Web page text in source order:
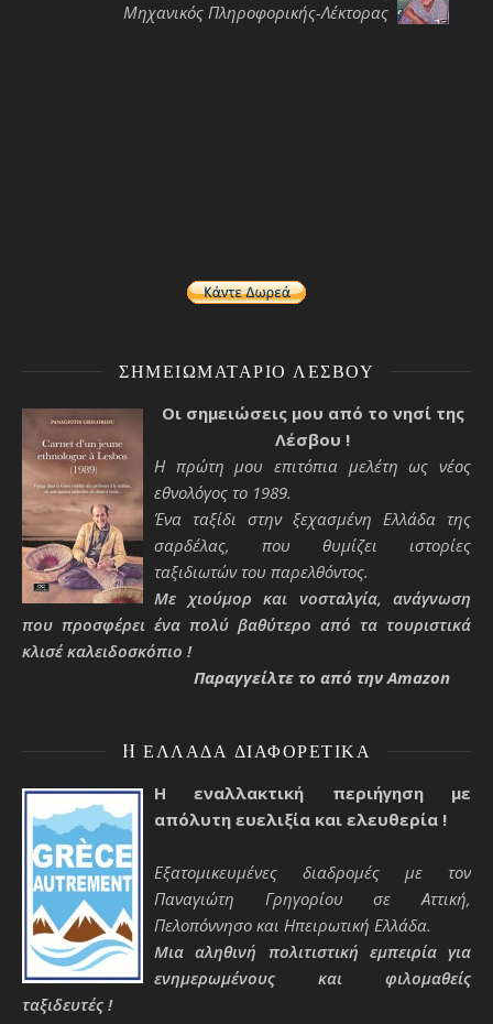
Μηχανικός Πληροφορικής-Λέκτορας
ΣΗΜΕΙΩΜΑΤΆΡΙΟ ΛΈΣΒΟΥ
Οι σημειώσεις μου από το νησί της
Λέσβου !
Η πρώτη μου επιτόπια μελέτη ως νέος
εθνολόγος το 1989.
Ένα ταξίδι στην ξεχασμένη Ελλάδα της
σαρδέλας, που θυμίζει ιστορίες
ταξιδιωτών του παρελθόντος.
Με χιούμορ και νοσταλγία, ανάγνωση
που προσφέρει ένα πολύ βαθύτερο από τα τουριστικά
κλισέ καλειδοσκόπιο !
Παραγγείλτε το από την Amazon
H ΕΛΛΆΔΑ ΔΙΑΦΟΡΕΤΙΚΆ
Η εναλλακτική περιήγηση με
απόλυτη ευελιξία και ελευθερία !
Εξατομικευμένες διαδρομές με τον
Παναγιώτη Γρηγορίου σε Αττική,
Πελοπόννησο και Ηπειρωτική Ελλάδα.
Μια αληθινή πολιτιστική εμπειρία για
ενημερωμένους και φιλομαθείς
ταξιδευτές !